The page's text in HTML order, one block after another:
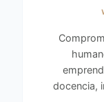
docencia,